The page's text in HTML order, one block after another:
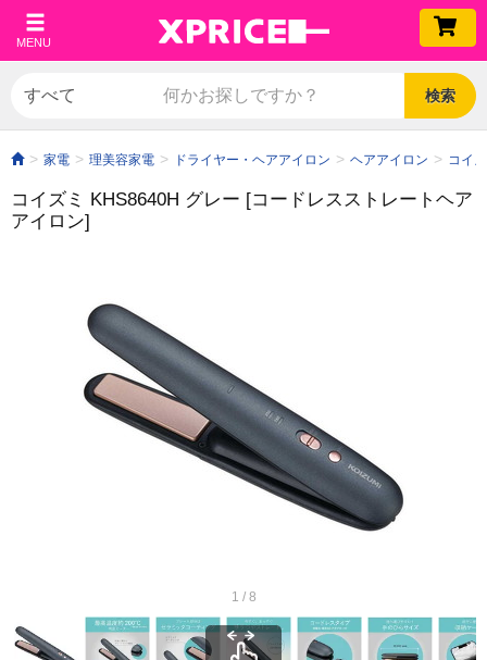
MENU
検索
家電 理美容家電 ドライヤー・ヘアアイロン ヘアアイロン コイ
コイズミ KHS8640H グレー [コードレスストレートヘア
アイロン]
1 / 8